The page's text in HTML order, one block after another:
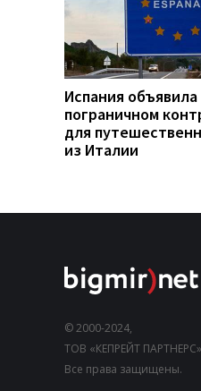
Испания объявила
пограничном
для
из Италии
© 2000-2024,
ТОВ «КЕПРЕЙТ
Все права защищены.